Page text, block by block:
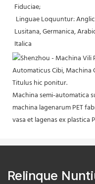
Fiduciae;
Lusitana, Germanica,
Italica
Titulus hic ponitur.
Machina semi-automatica
machina lagenarum PET
vasa et lagenas ex plastica
Relinque